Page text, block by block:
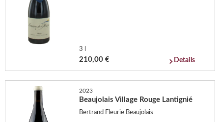
3 l
210,00 € Details
2023
Beaujolais Village Rouge Lantignié
Bertrand Fleurie Beaujolais